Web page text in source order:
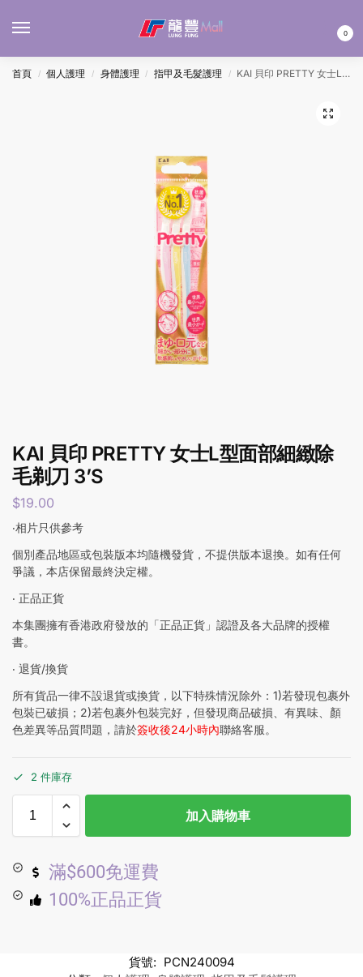
0
首頁 / 個人護理 / 身體護理 / 指甲及毛髮護理 / KAI 貝印 PRETTY 女士L型面部細緻除毛剃刀 3’S
KAI 貝印 PRETTY 女士L型面部細緻除
毛剃刀 3’S
$19.00
‧相片只供參考
個別產品地區或包裝版本均隨機發貨，不提供版本退換。如有任何
爭議，本店保留最終決定權。
‧ 正品正貨
本集團擁有香港政府發放的「正品正貨」認證及各大品牌的授權
書。
‧ 退貨/換貨
所有貨品一律不設退貨或換貨，以下特殊情況除外：1)若發現包裹外
包裝已破損；2)若包裹外包裝完好，但發現商品破損、有異味、顏
色差異等品質問題，請於簽收後24小時內聯絡客服。
2 件庫存
加入購物車
滿$600免運費
100%正品正貨
貨號: PCN240094